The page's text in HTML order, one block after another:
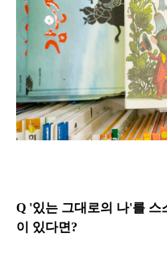
Q '있는 그대로의 나'를 스
이 있다면?